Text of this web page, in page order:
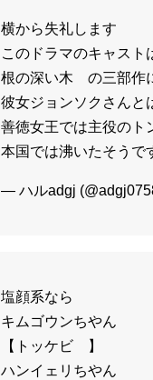
横から失礼します
このドラマのキャス
根の深い木 の三部作
彼女ジョンソクさんと
善徳女王では主役のト
本国では沸いたそうで
— ハルadgj
塩顔系なら
キムゴウンちやん
【トッケビ 】
ハンイェリちやん